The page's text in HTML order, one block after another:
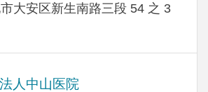
大安区新生南路三段 54 之 3
人中山医院